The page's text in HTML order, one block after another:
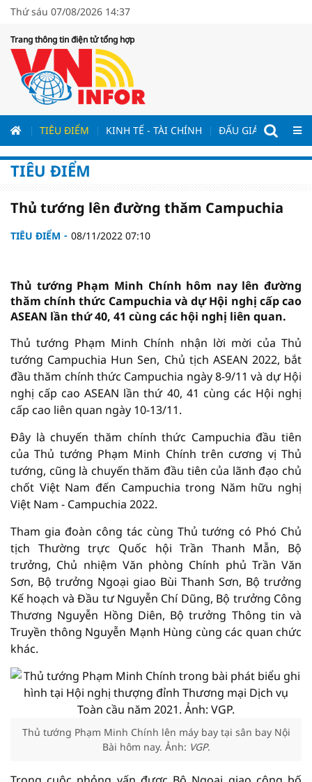
Thứ sáu 07/08/2026 14:37
Trang thông tin điện tử tổng hợp
TIÊU ĐIỂM KINH TẾ - TÀI CHÍNH ĐẤU GIÁ - ĐẤU
TIÊU ĐIỂM
Thủ tướng lên đường thăm Campuchia
TIÊU ĐIỂM 08/11/2022 07:10
Thủ tướng Phạm Minh Chính hôm nay lên đường
thăm chính thức Campuchia và dự Hội nghị cấp cao
ASEAN lần thứ 40, 41 cùng các hội nghị liên quan.
Thủ tướng Phạm Minh Chính nhận lời mời của Thủ
tướng Campuchia Hun Sen, Chủ tịch ASEAN 2022, bắt
đầu thăm chính thức Campuchia ngày 8-9/11 và dự Hội
nghị cấp cao ASEAN lần thứ 40, 41 cùng các Hội nghị
cấp cao liên quan ngày 10-13/11.
Đây là chuyến thăm chính thức Campuchia đầu tiên
của Thủ tướng Phạm Minh Chính trên cương vị Thủ
tướng, cũng là chuyến thăm đầu tiên của lãnh đạo chủ
chốt Việt Nam đến Campuchia trong Năm hữu nghị
Việt Nam - Campuchia 2022.
Tham gia đoàn công tác cùng Thủ tướng có Phó Chủ
tịch Thường trực Quốc hội Trần Thanh Mẫn, Bộ
trưởng, Chủ nhiệm Văn phòng Chính phủ Trần Văn
Sơn, Bộ trưởng Ngoại giao Bùi Thanh Sơn, Bộ trưởng
Kế hoạch và Đầu tư Nguyễn Chí Dũng, Bộ trưởng Công
Thương Nguyễn Hồng Diên, Bộ trưởng Thông tin và
Truyền thông Nguyễn Mạnh Hùng cùng các quan chức
khác.
Thủ tướng Phạm Minh Chính lên máy bay tại sân bay Nội
Bài hôm nay. Ảnh: VGP.